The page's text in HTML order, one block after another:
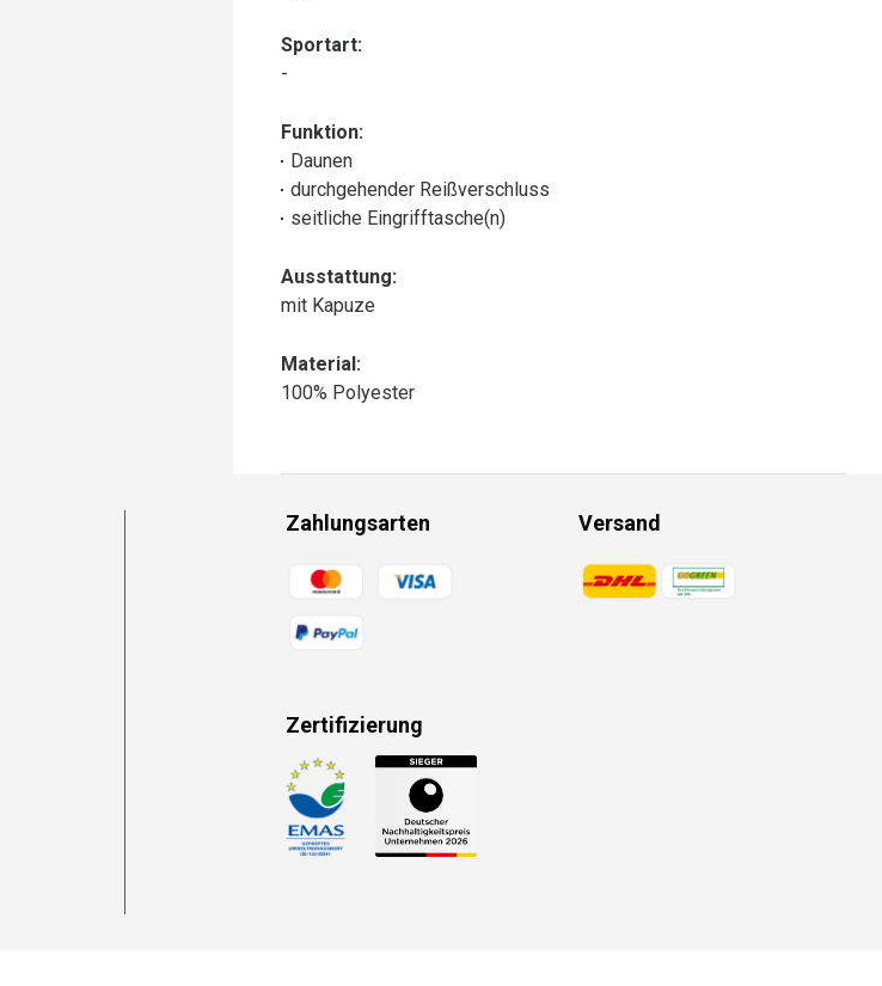
Sportart:
-
Funktion:
Daunen
durchgehender Reißverschluss
seitliche Eingrifftasche(n)
Ausstattung:
mit Kapuze
Material:
100% Polyester
Zahlungsarten
Zahlungsmethoden
Versand
Zahlungsmethoden
Zertifizierung
Zahlungsmethoden